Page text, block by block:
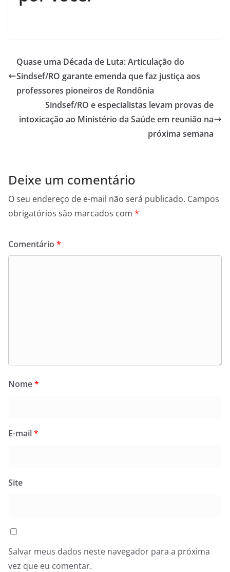
Quase uma Década de Luta: Articulação do
Sindsef/RO garante emenda que faz justiça aos
professores pioneiros de Rondônia
Sindsef/RO e especialistas levam provas de
intoxicação ao Ministério da Saúde em reunião na
próxima semana
Deixe um comentário
O seu endereço de e-mail não será publicado. Campos
obrigatórios são marcados com *
Comentário *
Nome*
E-mail*
Site
Salvar meus dados neste navegador para a próxima
vez que eu comentar.